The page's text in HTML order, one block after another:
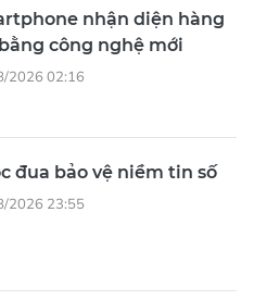
nhận diện hàng
công nghệ mới
2026 02:16
đua bảo vệ niềm tin số
2026 23:55